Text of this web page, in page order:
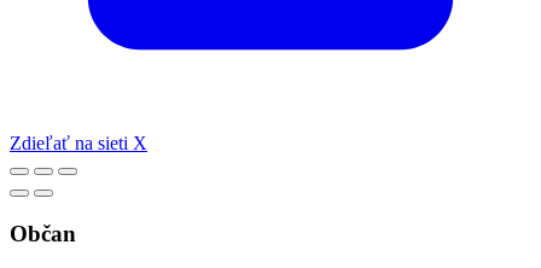
Zdieľať na sieti X
Občan